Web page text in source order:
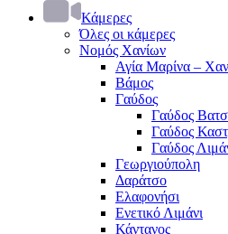
Κάμερες
Όλες οι κάμερες
Νομός Χανίων
Αγία Μαρίνα –
Βάμος
Γαύδος
Γαύδος
Γαύδος
Γαύδος
Γεωργιούπολη
Δαράτσο
Ελαφονήσι
Ενετικό Λιμάνι
Κάντανος